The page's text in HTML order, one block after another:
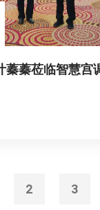
蓁蓁莅临智慧宫
2 3